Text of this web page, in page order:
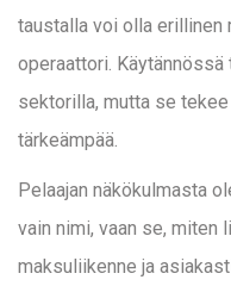
taustalla voi olla erillinen
operaattori.
sektorilla, mutta se
tärkeämpää.
Pelaajan näkökulmasta
vain nimi, vaan se, miten
maksuliikenne ja